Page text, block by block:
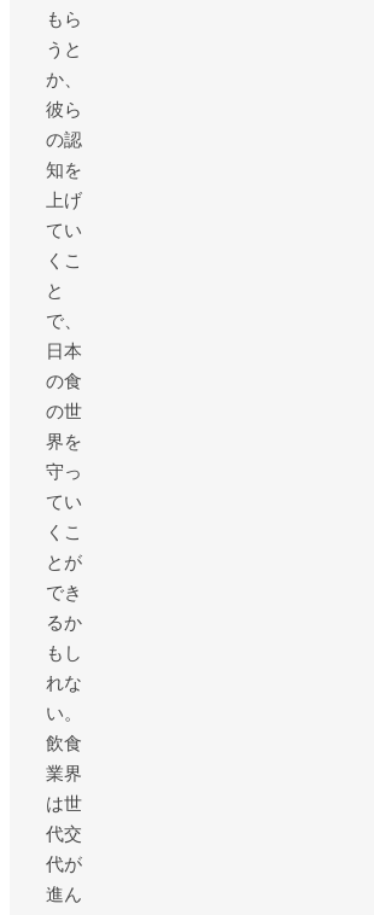
もら
うと
か、
彼ら
の認
知を
上げ
てい
くこ
と
で、
日本
の食
の世
界を
守っ
てい
くこ
とが
でき
るか
もし
れな
い。
飲食
業界
は世
代交
代が
進ん